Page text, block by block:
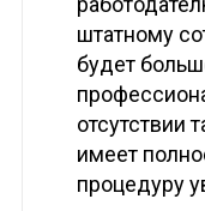
штатному
будет
отсутствии
имеет
процедуру